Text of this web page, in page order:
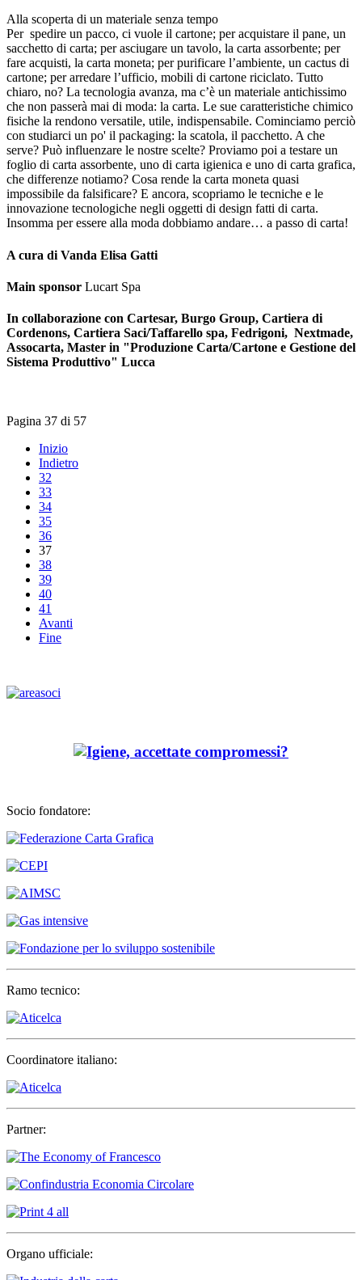
Alla scoperta di un materiale senza tempo
Per spedire un pacco, ci vuole il cartone; per acquistare il pane, un
sacchetto di carta; per asciugare un tavolo, la carta assorbente; per
fare acquisti, la carta moneta; per purificare l’ambiente, un cactus di
cartone; per arredare l’ufficio, mobili di cartone riciclato. Tutto
chiaro, no? La tecnologia avanza, ma c’è un materiale antichissimo
che non passerà mai di moda: la carta. Le sue caratteristiche chimico
fisiche la rendono versatile, utile, indispensabile. Cominciamo perciò
con studiarci un po' il packaging: la scatola, il pacchetto. A che
serve? Può influenzare le nostre scelte? Proviamo poi a testare un
foglio di carta assorbente, uno di carta igienica e uno di carta grafica,
che differenze notiamo? Cosa rende la carta moneta quasi
impossibile da falsificare? E ancora, scopriamo le tecniche e le
innovazione tecnologiche negli oggetti di design fatti di carta.
Insomma per essere alla moda dobbiamo andare… a passo di carta!
A cura di Vanda Elisa Gatti
Main sponsor Lucart Spa
In collaborazione con Cartesar, Burgo Group, Cartiera di
Cordenons, Cartiera Saci/Taffarello spa, Fedrigoni, Nextmade,
Assocarta, Master in "Produzione Carta/Cartone e Gestione del
Sistema Produttivo" Lucca
Pagina 37 di 57
Inizio
Indietro
32
33
34
35
36
37
38
39
40
41
Avanti
Fine
Socio fondatore:
Ramo tecnico:
Coordinatore italiano:
Partner:
Organo ufficiale: